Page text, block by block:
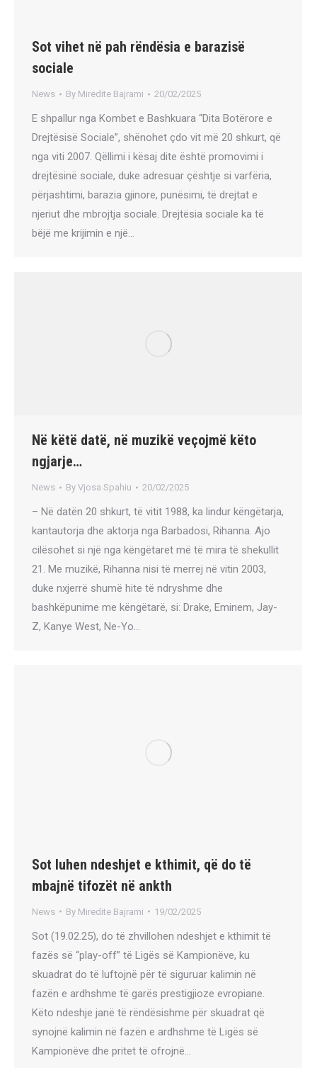
Sot vihet në pah rëndësia e barazisë
sociale
News By Miredite Bajrami 20/02/2025
E shpallur nga Kombet e Bashkuara “Dita Botërore e
Drejtësisë Sociale”, shënohet çdo vit më 20 shkurt, që
nga viti 2007. Qëllimi i kësaj dite është promovimi i
drejtësinë sociale, duke adresuar çështje si varfëria,
përjashtimi, barazia gjinore, punësimi, të drejtat e
njeriut dhe mbrojtja sociale. Drejtësia sociale ka të
bëjë me krijimin e një…
Në këtë datë, në muzikë veçojmë këto
ngjarje…
News By Vjosa Spahiu 20/02/2025
– Në datën 20 shkurt, të vitit 1988, ka lindur këngëtarja,
kantautorja dhe aktorja nga Barbadosi, Rihanna. Ajo
cilësohet si një nga këngëtaret më të mira të shekullit
21. Me muzikë, Rihanna nisi të merrej në vitin 2003,
duke nxjerrë shumë hite të ndryshme dhe
bashkëpunime me këngëtarë, si: Drake, Eminem, Jay-
Z, Kanye West, Ne-Yo…
Sot luhen ndeshjet e kthimit, që do të
mbajnë tifozët në ankth
News By Miredite Bajrami 19/02/2025
Sot (19.02.25), do të zhvillohen ndeshjet e kthimit të
fazës së “play-off” të Ligës së Kampionëve, ku
skuadrat do të luftojnë për të siguruar kalimin në
fazën e ardhshme të garës prestigjioze evropiane.
Këto ndeshje janë të rëndësishme për skuadrat që
synojnë kalimin në fazën e ardhshme të Ligës së
Kampionëve dhe pritet të ofrojnë…